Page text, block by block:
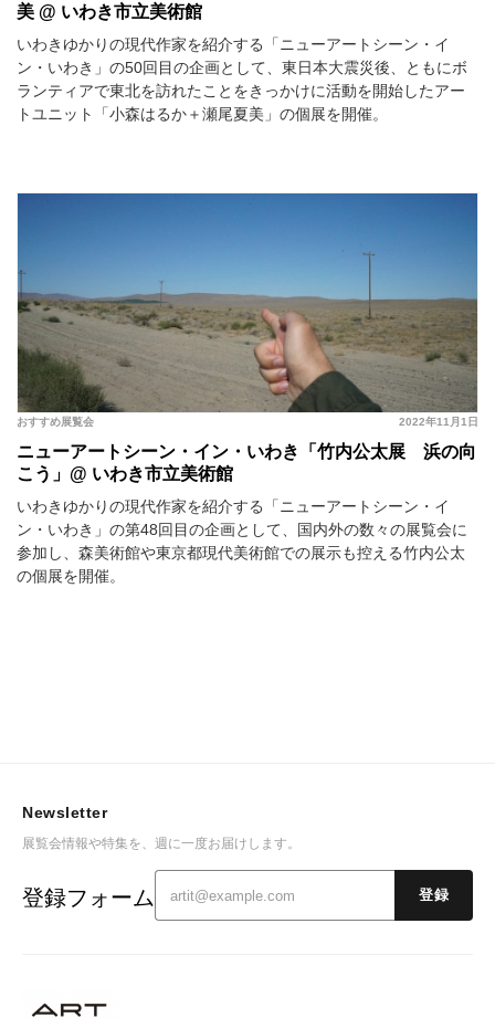
美 @ いわき市立美術館
いわきゆかりの現代作家を紹介する「ニューアートシーン・イ
ン・いわき」の50回目の企画として、東日本大震災後、ともにボ
ランティアで東北を訪れたことをきっかけに活動を開始したアー
トユニット「小森はるか＋瀬尾夏美」の個展を開催。
2022年11月1日
おすすめ展覧会
ニューアートシーン・イン・いわき「竹内公太展 浜の向
こう」@ いわき市立美術館
いわきゆかりの現代作家を紹介する「ニューアートシーン・イ
ン・いわき」の第48回目の企画として、国内外の数々の展覧会に
参加し、森美術館や東京都現代美術館での展示も控える竹内公太
の個展を開催。
Newsletter
展覧会情報や特集を、週に一度お届けします。
登録フォーム 登録